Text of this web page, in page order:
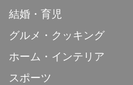
結婚・育児
グルメ・クッキング
ホーム・インテリア
スポーツ